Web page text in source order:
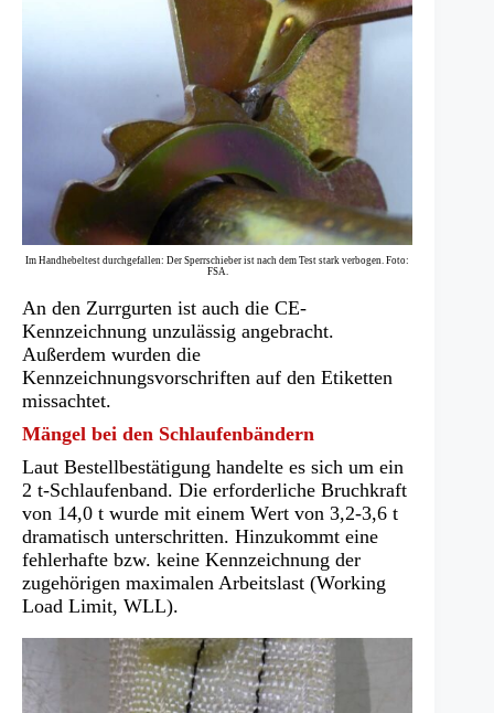
Im Handhebeltest durchgefallen: Der Sperrschieber ist nach dem Test stark verbogen. Foto:
FSA.
An den Zurrgurten ist auch die CE-
Kennzeichnung unzulässig angebracht.
Außerdem wurden die
Kennzeichnungsvorschriften auf den Etiketten
missachtet.
Mängel bei den Schlaufenbändern
Laut Bestellbestätigung handelte es sich um ein
2 t-Schlaufenband. Die erforderliche Bruchkraft
von 14,0 t wurde mit einem Wert von 3,2-3,6 t
dramatisch unterschritten. Hinzukommt eine
fehlerhafte bzw. keine Kennzeichnung der
zugehörigen maximalen Arbeitslast (Working
Load Limit, WLL).